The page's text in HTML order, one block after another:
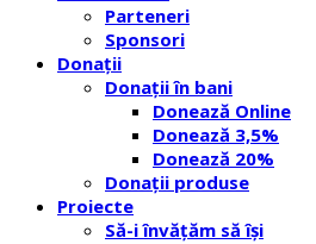
Parteneri
Sponsori
Donații
Donații în bani
Donează Online
Donează 3,5%
Donează 20%
Donații produse
Proiecte
Să-i învățăm să își